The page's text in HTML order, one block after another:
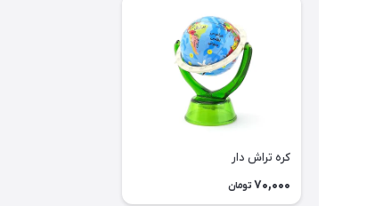
کره تراش دار
70,000 تومان